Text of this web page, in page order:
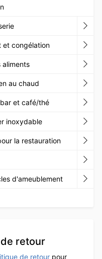
et congélation
aliments
au chaud
et café/thé
inoxydable
la restauration
d'ameublement
retour
de retour pour